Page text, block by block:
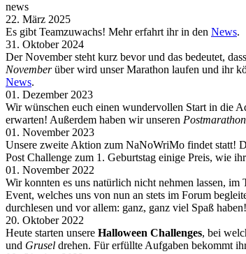
news
22. März 2025
Es gibt Teamzuwachs! Mehr erfahrt ihr in den News.
31. Oktober 2024
Der November steht kurz bevor und das bedeutet,
Novemberüber wird unser Marathon laufen und ihr
News.
01. Dezember 2023
Wir wünschen euch einen wundervollen Start in die
erwarten! Außerdem haben wir unseren Postmarathon
01. November 2023
Unsere zweite Aktion zum NaNoWriMo findet statt!
Post Challenge zum 1. Geburtstag einige Preis, wie
01. November 2022
Wir konnten es uns natürlich nicht nehmen lassen,
Event, welches uns von nun an stets im Forum
durchlesen und vor allem: ganz, ganz viel Spaß
20. Oktober 2022
Heute starten unsere Halloween Challenges, bei
und Grusel drehen. Für erfüllte Aufgaben bekommt